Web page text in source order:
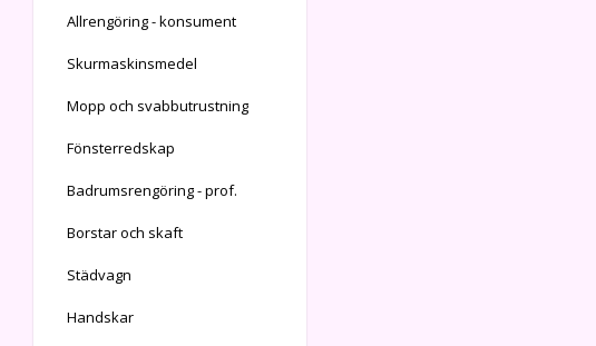
Allrengöring - konsument
Skurmaskinsmedel
Mopp och svabbutrustning
Fönsterredskap
Badrumsrengöring - prof.
Borstar och skaft
Städvagn
Handskar